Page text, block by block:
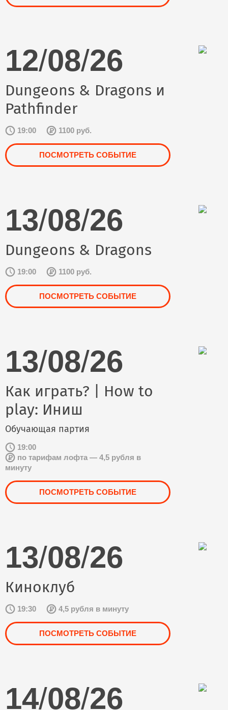
12/08/26
Dungeons & Dragons и
Pathfinder
19:00 1100 руб.
ПОСМОТРЕТЬ СОБЫТИЕ
13/08/26
Dungeons & Dragons
19:00 1100 руб.
ПОСМОТРЕТЬ СОБЫТИЕ
13/08/26
Как играть? | How to
play: Иниш
Обучающая партия
19:00
по тарифам лофта — 4,5 рубля в
минуту
ПОСМОТРЕТЬ СОБЫТИЕ
13/08/26
Киноклуб
19:30 4,5 рубля в минуту
ПОСМОТРЕТЬ СОБЫТИЕ
14/08/26